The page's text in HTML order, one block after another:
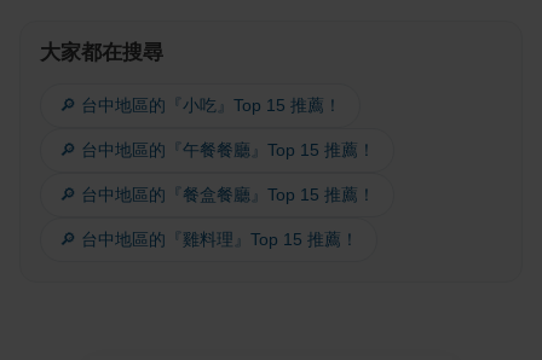
大家都在搜尋
🔎 台中地區的『小吃』Top 15 推薦！
🔎 台中地區的『午餐餐廳』Top 15 推薦！
🔎 台中地區的『餐盒餐廳』Top 15 推薦！
🔎 台中地區的『雞料理』Top 15 推薦！